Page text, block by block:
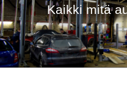
Kaikki mitä